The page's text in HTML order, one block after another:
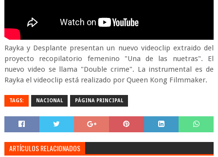
Rayka y Desplante presentan un nuevo videoclip extraido del
proyecto recopilatorio femenino "Una de las nuetras". El
nuevo video se llama "Double crime". La instrumental es de
Rayka el videoclip está realizado por Queen Kong Filmmaker.
TAGS: NACIONAL PÁGINA PRINCIPAL
ARTÍCULOS RELACIONADOS